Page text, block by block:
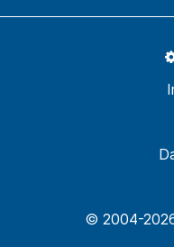
© 2004-